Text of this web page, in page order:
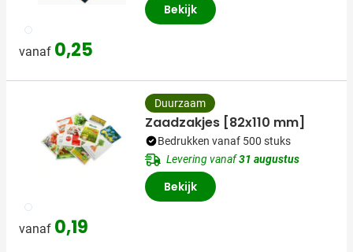
009
vanaf 0,25
Bekijk
009
vanaf 0,19
Duurzaam
Zaadzakjes [82x110 mm]
Bedrukken vanaf 500 stuks
Levering vanaf31 augustus
Bekijk